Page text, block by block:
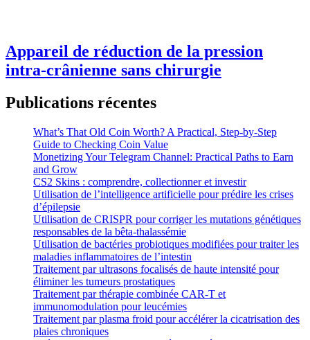
Appareil de réduction de la pression
intra-crânienne sans chirurgie
Publications récentes
What’s That Old Coin Worth? A Practical, Step‑by‑Step
Guide to Checking Coin Value
Monetizing Your Telegram Channel: Practical Paths to Earn
and Grow
CS2 Skins : comprendre, collectionner et investir
Utilisation de l’intelligence artificielle pour prédire les crises
d’épilepsie
Utilisation de CRISPR pour corriger les mutations génétiques
responsables de la bêta-thalassémie
Utilisation de bactéries probiotiques modifiées pour traiter les
maladies inflammatoires de l’intestin
Traitement par ultrasons focalisés de haute intensité pour
éliminer les tumeurs prostatiques
Traitement par thérapie combinée CAR-T et
immunomodulation pour leucémies
Traitement par plasma froid pour accélérer la cicatrisation des
plaies chroniques